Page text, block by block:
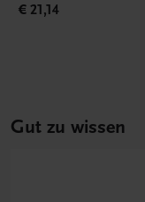
€ 21,14
Gut zu wissen